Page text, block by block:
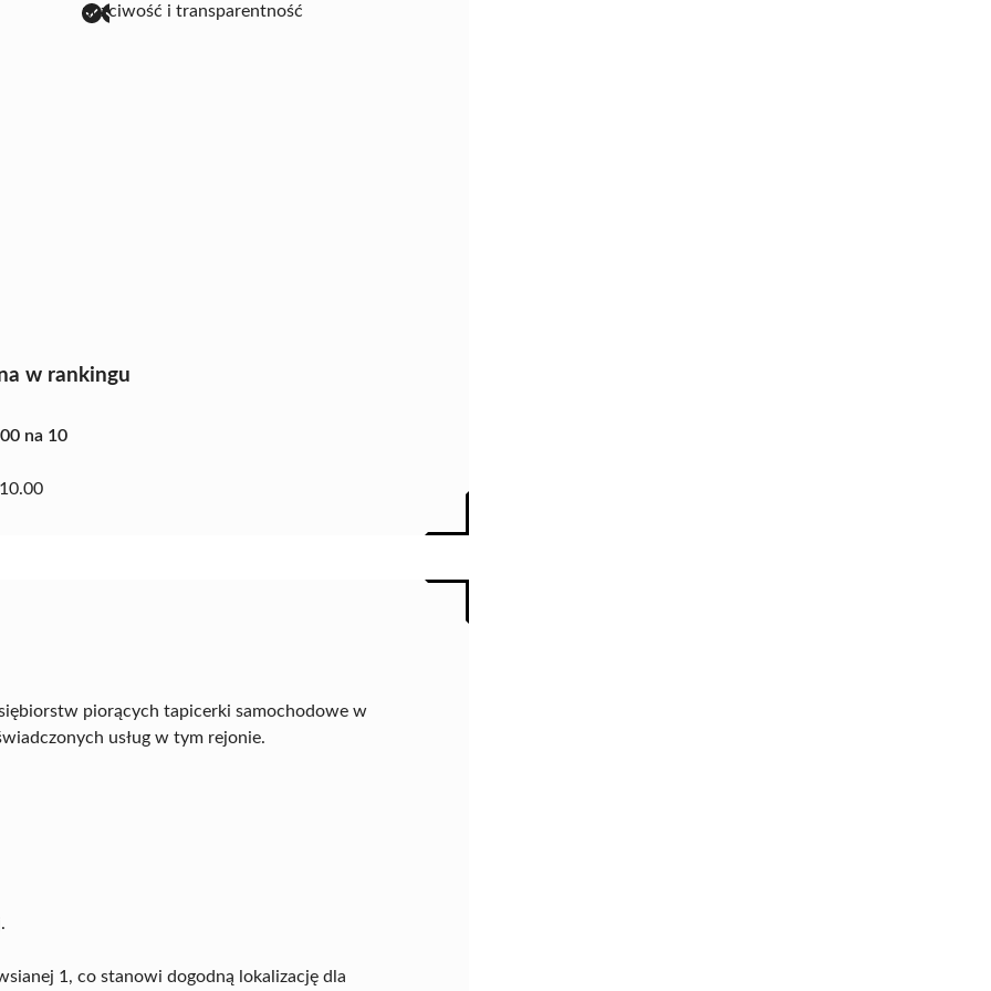
uczciwość i transparentność
w rankingu
na 10
10.00
piorących tapicerki samochodowe w
usług w tym rejonie.
1, co stanowi dogodną lokalizację dla